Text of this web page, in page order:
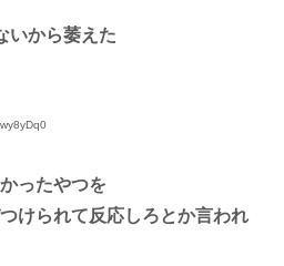
いから萎えた
ったやつを
けられて反応しろとか言われ